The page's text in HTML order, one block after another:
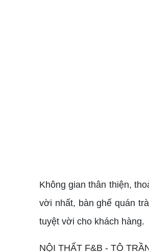
Không gian thân thiện,
vời nhất, bàn ghế quán
tuyệt vời cho khách hàng.
NỘI THẤT F&B - TÔ